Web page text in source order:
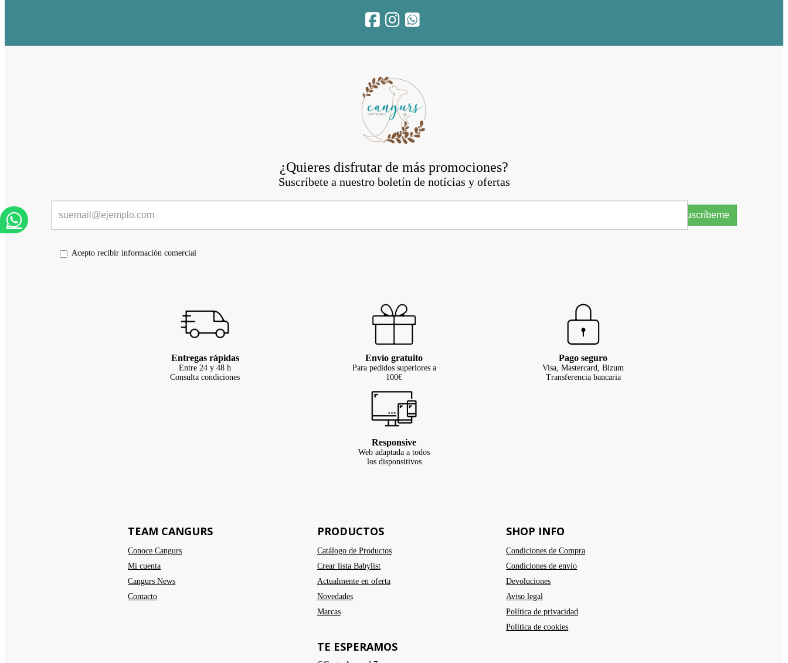
¿Quieres disfrutar de más promociones?
Suscríbete a nuestro boletín de notícias y ofertas
Suscríbeme
Acepto recibir información comercial
Entregas rápidas
Entre 24 y 48 h
Consulta condiciones
Envío gratuito
Para pedidos superiores a
100€
Pago seguro
Visa, Mastercard, Bizum
Transferencia bancaria
Responsive
Web adaptada a todos
los disponsitivos
TEAM CANGURS
Conoce Cangurs
Mi cuenta
Cangurs News
Contacto
PRODUCTOS
Catálogo de Productos
Crear lista Babylist
Actualmente en oferta
Novedades
Marcas
SHOP INFO
Condiciones de Compra
Condiciones de envío
Devoluciones
Aviso legal
Política de privacidad
Política de cookies
TE ESPERAMOS